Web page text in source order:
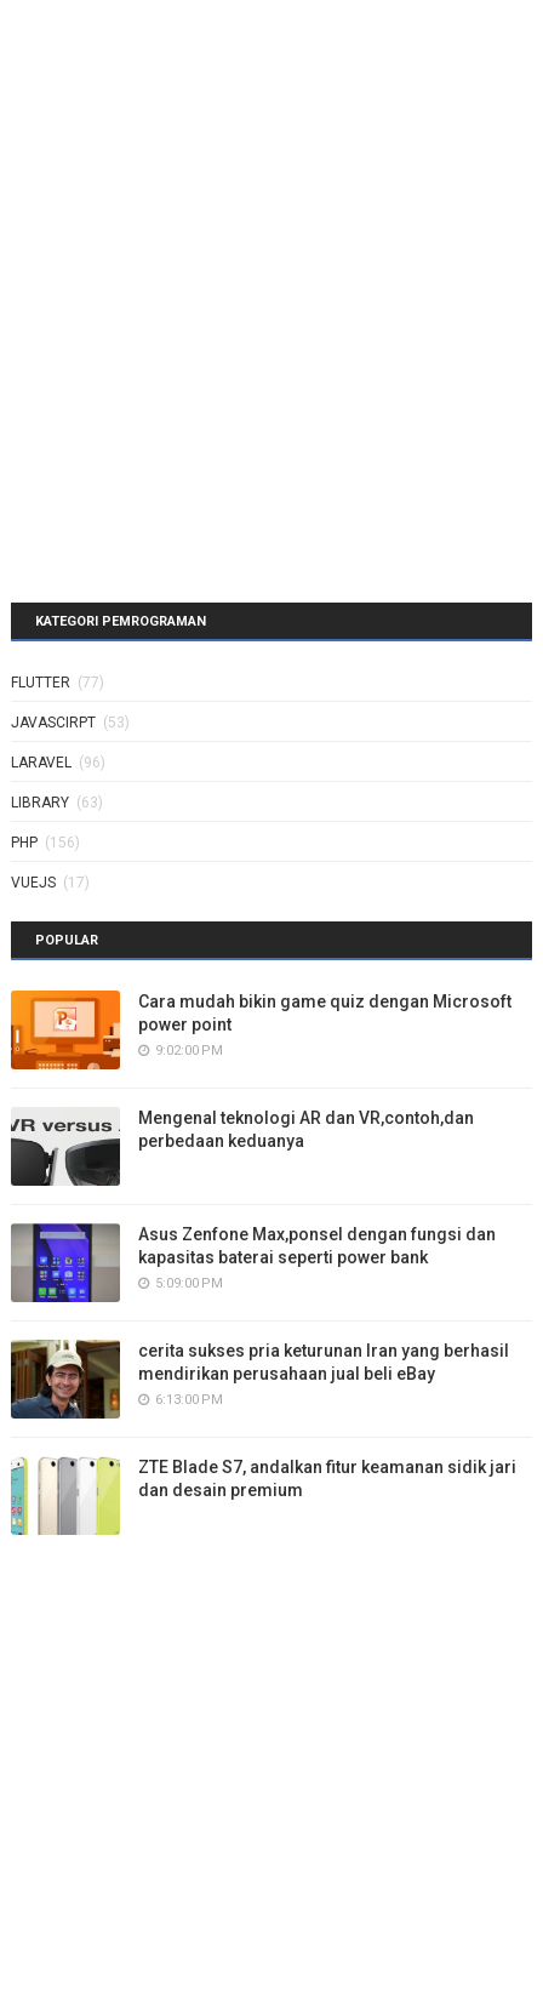
KATEGORI PEMROGRAMAN
FLUTTER (77)
JAVASCIRPT (53)
LARAVEL (96)
LIBRARY (63)
PHP (156)
VUEJS (17)
POPULAR
Cara mudah bikin game quiz dengan Microsoft
power point
9:02:00 PM
Mengenal teknologi AR dan VR,contoh,dan
perbedaan keduanya
Asus Zenfone Max,ponsel dengan fungsi dan
kapasitas baterai seperti power bank
5:09:00 PM
cerita sukses pria keturunan Iran yang berhasil
mendirikan perusahaan jual beli eBay
6:13:00 PM
ZTE Blade S7, andalkan fitur keamanan sidik jari
dan desain premium